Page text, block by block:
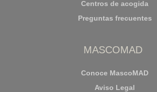
Centros de acogida
Preguntas frecuentes
MASCOMAD
Conoce MascoMAD
Aviso Legal